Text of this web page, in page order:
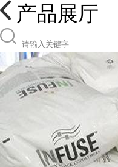
产品展厅